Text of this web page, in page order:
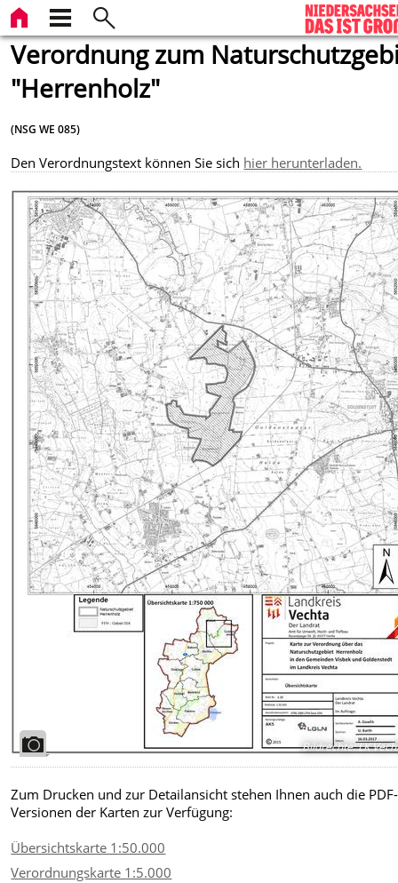
Verordnung zum
"Herrenholz"
(NSG WE 085)
Den Verordnungstext können Sie sich hier herunterladen.
Bildrechte:LK
Zum Drucken und zur Detailansicht stehen Ihnen auch die PDF-
Versionen der Karten zur Verfügung:
Übersichtskarte 1:50.000
Verordnungskarte 1:5.000